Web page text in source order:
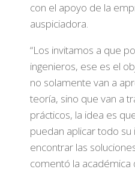
con el apoyo de la
auspiciadora.
“Los invitamos a que
ingenieros, ese es el
no solamente van a
teoría, sino que van a
prácticos, la idea es
puedan aplicar todo su
encontrar las
comentó la